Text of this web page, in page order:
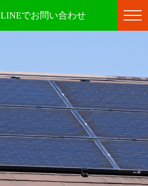
LINEでお問い合わせ